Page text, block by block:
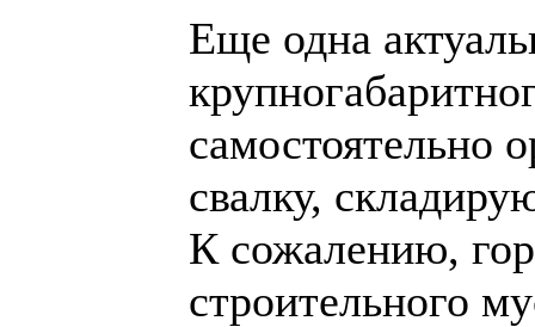
Еще одна
самостоятельно
свалку,
К сожалению,
строительного